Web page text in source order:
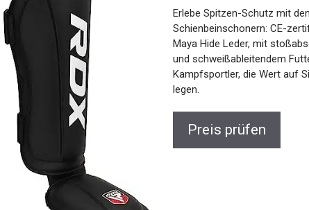
Erlebe Spitzen-Schutz mit den
Schienbeinschonern: CE-
Maya Hide Leder, mit
und schweißableitendem
Kampfsportler, die Wert auf
legen.
Preis prüfen
Jetzt